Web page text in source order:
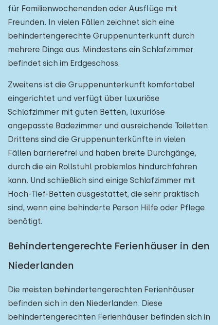
für Familienwochenenden oder Ausflüge mit
Freunden. In vielen Fällen zeichnet sich eine
behindertengerechte Gruppenunterkunft durch
mehrere Dinge aus. Mindestens ein Schlafzimmer
befindet sich im Erdgeschoss.
Zweitens ist die Gruppenunterkunft komfortabel
eingerichtet und verfügt über luxuriöse
Schlafzimmer mit guten Betten, luxuriöse
angepasste Badezimmer und ausreichende Toiletten.
Drittens sind die Gruppenunterkünfte in vielen
Fällen barrierefrei und haben breite Durchgänge,
durch die ein Rollstuhl problemlos hindurchfahren
kann. Und schließlich sind einige Schlafzimmer mit
Hoch-Tief-Betten ausgestattet, die sehr praktisch
sind, wenn eine behinderte Person Hilfe oder Pflege
benötigt.
Behindertengerechte Ferienhäuser in den
Niederlanden
Die meisten behindertengerechten Ferienhäuser
befinden sich in den Niederlanden. Diese
behindertengerechten Ferienhäuser befinden sich in